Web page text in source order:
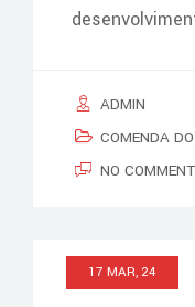
ADMIN
COMENDA
NO
17 MAR, 24